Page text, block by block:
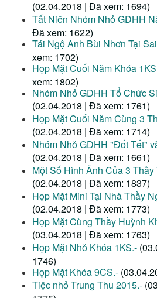
(02.04.2018 | Đã xem: 1694)
Tất Niên Nhóm Nhỏ GDHH
Đã xem: 1622)
Tái Ngộ Anh Bùi Nhơn Tại
xem: 1702)
Họp Mặt Cuối Năm Khóa
xem: 1802)
Nhóm Nhỏ GDHH Tổ Chức
(02.04.2018 | Đã xem: 1761)
Họp Mặt Cuối Năm Cùng 3
(02.04.2018 | Đã xem: 1714)
Nhóm Nhỏ GDHH "Đốt Tết"
(02.04.2018 | Đã xem: 1661)
Một Số Hình Ảnh Của 3
(02.04.2018 | Đã xem: 1837)
Họp Mặt Mini Tại Nhà Thầy
(02.04.2018 | Đã xem: 1773)
Họp Mặt Cùng Thầy Huỳnh
(03.04.2018 | Đã xem: 1763)
Họp Mặt Nhỏ Khóa 1KS.-
1746)
Họp Mặt Khóa 9CS.-
Tiệc nhỏ Trung Thu 2015.-